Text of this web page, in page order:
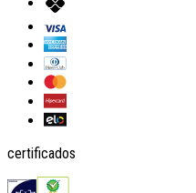
certificados